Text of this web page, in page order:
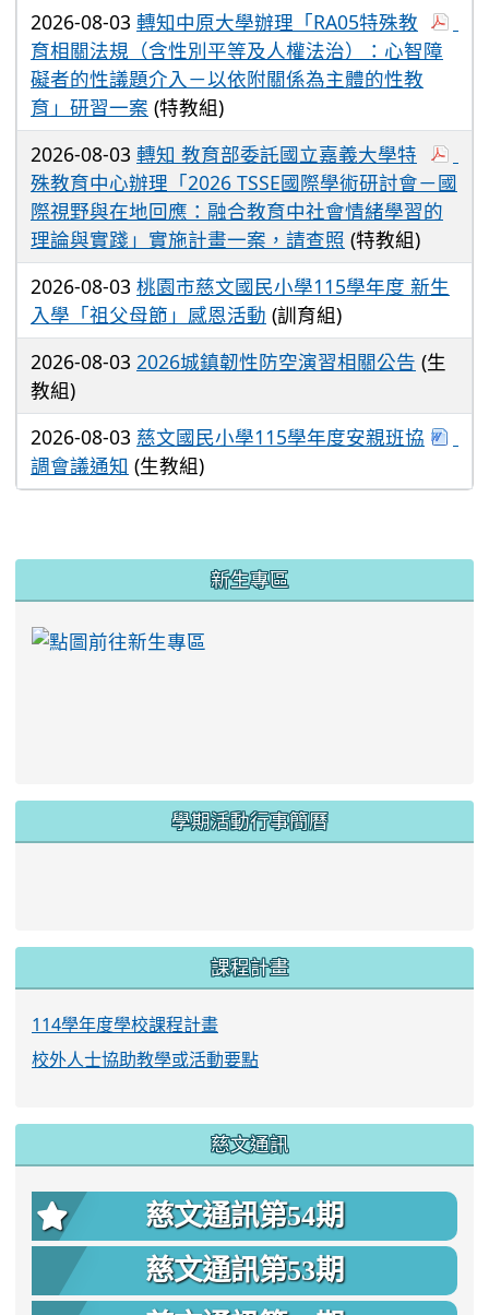
2026-08-03 轉知中原大學辦理「RA05特殊教
育相關法規（含性別平等及人權法治）：心智障
礙者的性議題介入－以依附關係為主體的性教
育」研習一案 (特教組)
2026-08-03 轉知 教育部委託國立嘉義大學特
殊教育中心辦理「2026 TSSE國際學術研討會－國
際視野與在地回應：融合教育中社會情緒學習的
理論與實踐」實施計畫一案，請查照 (特教組)
2026-08-03 桃園市慈文國民小學115學年度 新生
入學「祖父母節」感恩活動 (訓育組)
2026-08-03 2026城鎮韌性防空演習相關公告 (生
教組)
2026-08-03 慈文國民小學115學年度安親班協
調會議通知 (生教組)
新生專區
學期活動行事簡曆
課程計畫
114學年度學校課程計畫
校外人士協助教學或活動要點
慈文通訊
慈文通訊第54期
慈文通訊第53期